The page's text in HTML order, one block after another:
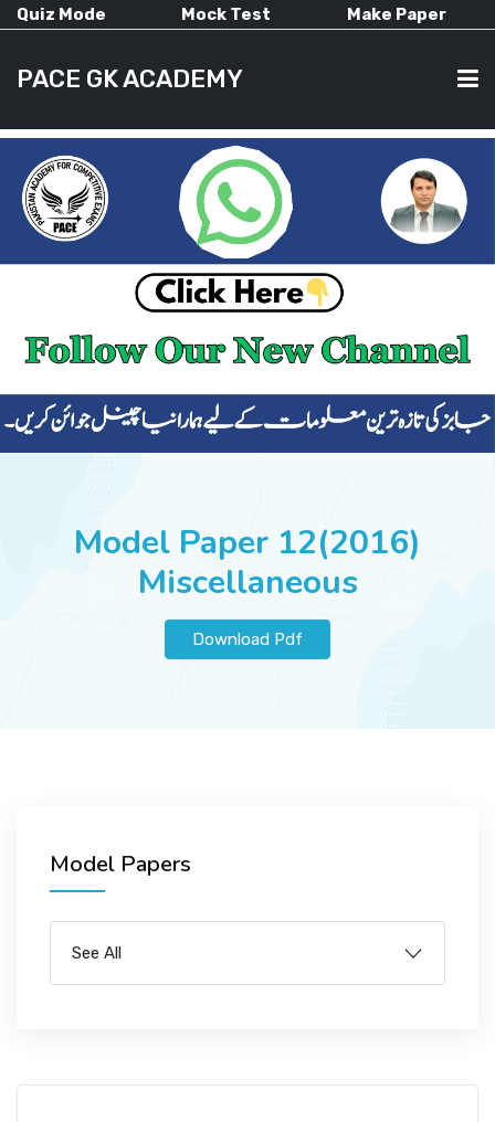
Quiz Mode Mock Test Make Paper
PACE GK ACADEMY
HOME
CURRENT AFFAIRS
ALL-SUBJECTS
Model Paper 12(2016)
Miscellaneous
Download Pdf
Model Papers
See All